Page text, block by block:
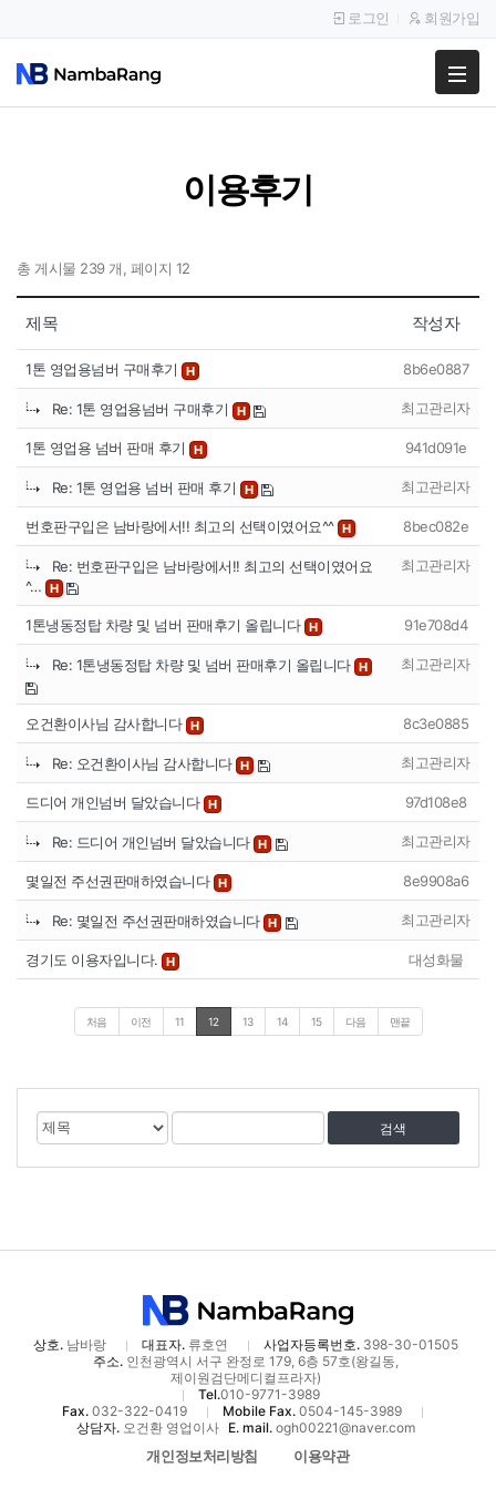
팔고
이용후기
로그인 회원가입
이용후기
총 게시물 239 개, 페이지 12
제목 작성자
1톤 영업용넘버 구매후기 H 8b6e0887
Re: 1톤 영업용넘버 구매후기 H 최고관리자
1톤 영업용 넘버 판매 후기 H 941d091e
Re: 1톤 영업용 넘버 판매 후기 H 최고관리자
번호판구입은 남바랑에서!! 최고의 선택이였어요^^ H 8bec082e
Re: 번호판구입은 남바랑에서!! 최고의 선택이였어요
^… H
최고관리자
1톤냉동정탑 차량 및 넘버 판매후기 올립니다 H 91e708d4
Re: 1톤냉동정탑 차량 및 넘버 판매후기 올립니다 H 최고관리자
오건환이사님 감사합니다 H 8c3e0885
Re: 오건환이사님 감사합니다 H 최고관리자
드디어 개인넘버 달았습니다 H 97d108e8
Re: 드디어 개인넘버 달았습니다 H 최고관리자
몇일전 주선권판매하였습니다 H 8e9908a6
Re: 몇일전 주선권판매하였습니다 H 최고관리자
경기도 이용자입니다. H 대성화물
처음 이전 11 12 13 14 15 다음 맨끝
게
물
검
색
대
검
어
상호.남바랑 대표자.류호연 사업자등록번호.398-30-01505
주소.인천광역시 서구 완정로 179, 6층 57호(왕길동,
제이원검단메디컬프라자)
Tel.010-9771-3989
Fax. 032-322-0419 Mobile Fax. 0504-145-3989
상담자.오건환 영업이사 E. mail.ogh00221@naver.com
개인정보처리방침 이용약관